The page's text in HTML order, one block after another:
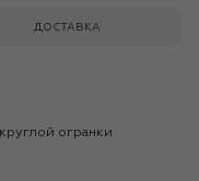
ДОСТАВКА
огранки